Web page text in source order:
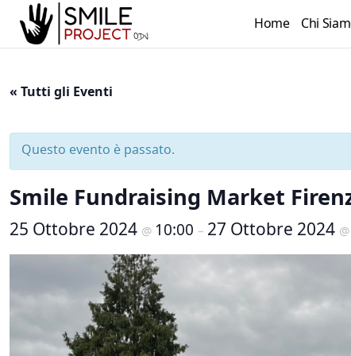
Home Chi
« Tutti gli Eventi
Questo evento è passato.
Smile Fundraising Market
25 Ottobre 2024 @ 10:00 – 27 Ottobre 2024 @